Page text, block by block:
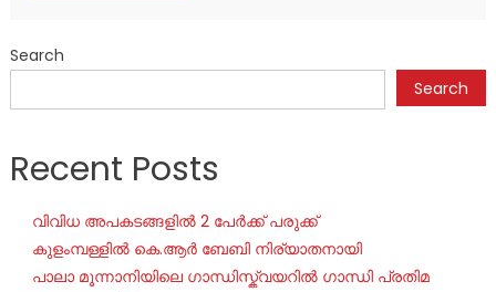
Search
Search
Recent Posts
വിവിധ അപകടങ്ങളിൽ 2 പേർക്ക് പരുക്ക്
കുളംമ്പള്ളിൽ കെ.ആർ ബേബി നിര്യാതനായി
പാലാ മൂന്നാനിയിലെ ഗാന്ധിസ്ക്വയറിൽ ഗാന്ധി പ്രതിമ